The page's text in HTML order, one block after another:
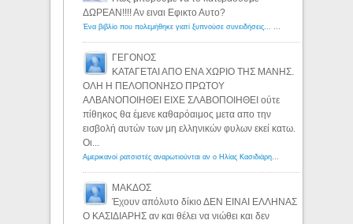
ΔΩΡΕΑΝ!!!! Αν ειναι Εφικτο Αυτο?
Ένα βιβλίο που πολεμήθηκε γιατί ξυπνούσε συνειδήσεις... - Λόγιος Ερμής | Η γνώση ξεκινάει με την αναζήτηση...
ΓΕΓΟΝΟΣ
ΚΑΤΑΓΕΤΑΙ ΑΠΟ ΕΝΑ ΧΩΡΙΟ ΤΗΣ ΜΑΝΗΣ.
ΟΛΗ Η ΠΕΛΟΠΟΝΗΣΟ ΠΡΩΤΟΥ
ΑΛΒΑΝΟΠΟΙΗΘΕΙ ΕΙΧΕ ΣΛΑΒΟΠΟΙΗΘΕΙ ούτε
πίθηκος θα έμενε καθαρόαιμος μετα απο την
εισβολή αυτών των μη ελληνικών φυλων εκεί κατω.
Οι...
Αμερικανοί ρατσιστές αναρωτιούνται αν ο Ηλίας Κασιδιάρης ανήκει στη λευκή φυλή... - Λόγιος Ερμής
ΜΑΚΔΟΣ
Έχουν απόλυτο δίκιο ΔΕΝ ΕΙΝΑΙ ΕΛΛΗΝΑΣ
Ο ΚΑΣΙΔΙΑΡΗΣ αν και θέλει να νιώθει και δεν